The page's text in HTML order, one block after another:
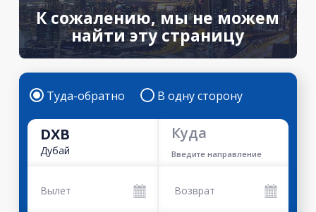
К сожалению, мы не можем
найти эту страницу
Туда-обратно В одну сторону
DXB
Дубай
Куда
Введите направление
Вылет Возврат